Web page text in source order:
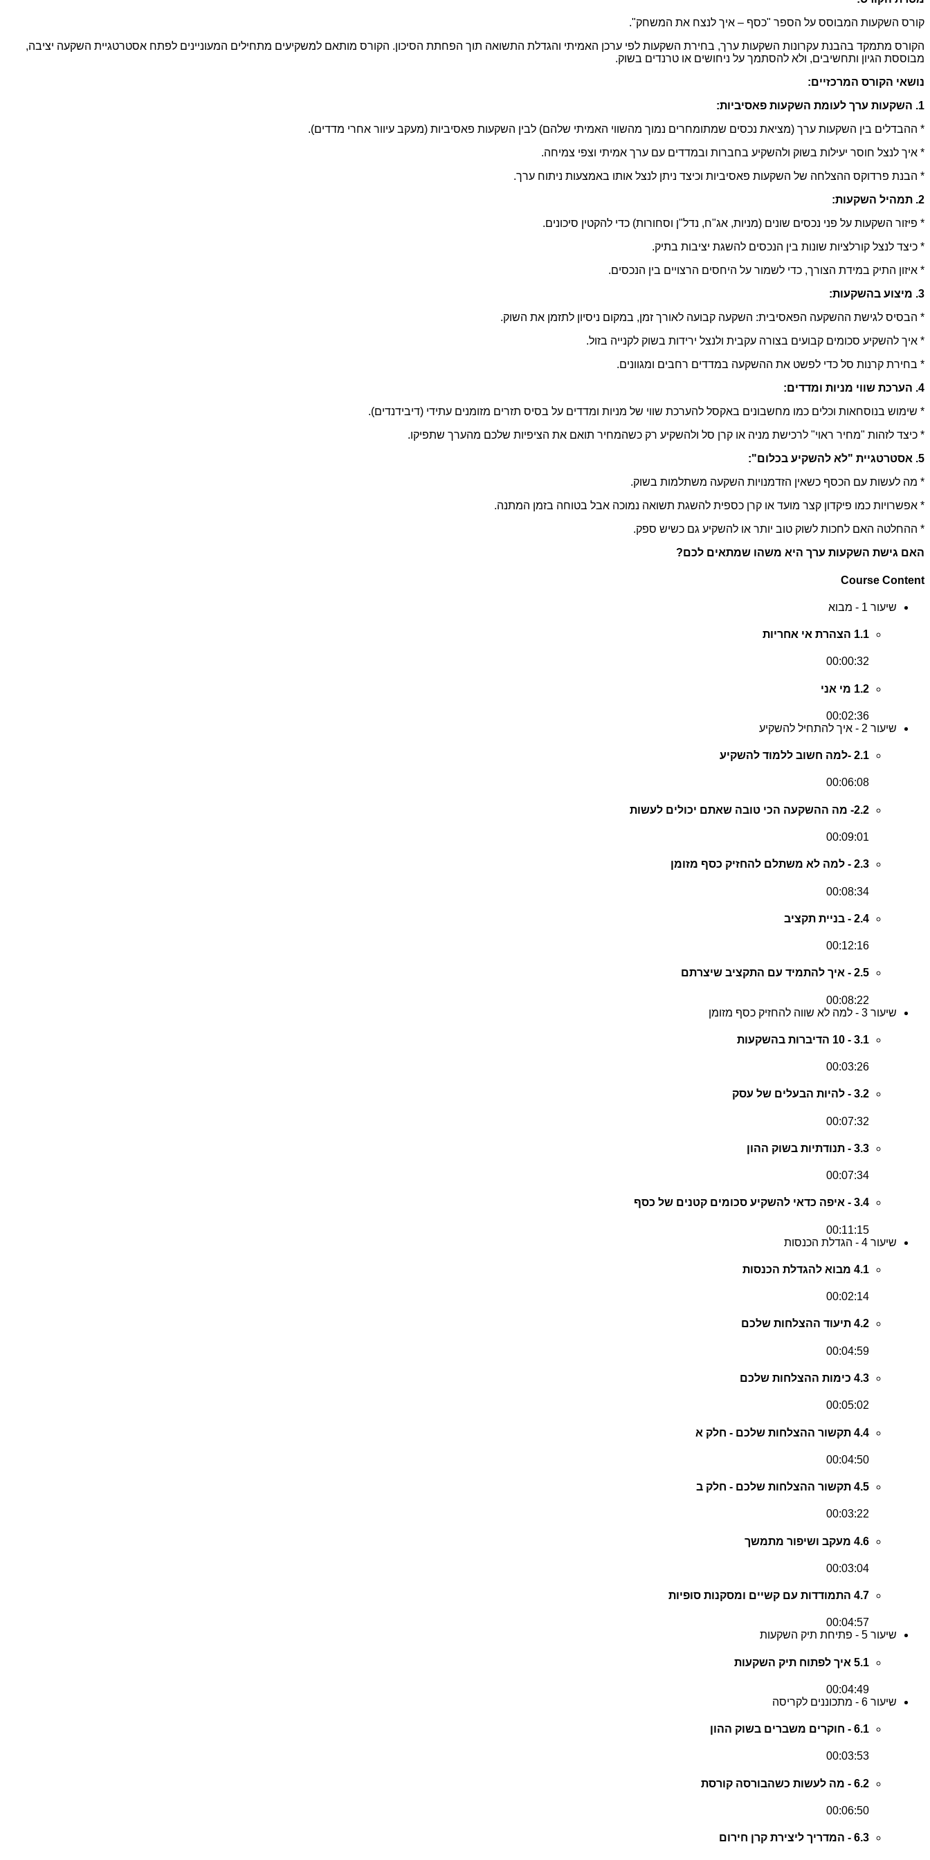
קורס השקעות המבוסס על הספר "כסף – איך לנצח את המשחק".
הקורס מתמקד בהבנת עקרונות השקעות ערך, בחירת השקעות לפי ערכן האמיתי והגדלת התשואה תוך הפחתת הסיכון. הקורס מותאם למשקיעים מתחילים המעוניינים לפתח אסטרטגיית השקעה יציבה,
מבוססת הגיון ותחשיבים, ולא להסתמך על ניחושים או טרנדים בשוק.
נושאי הקורס המרכזיים:
1. השקעות ערך לעומת השקעות פאסיביות:
* ההבדלים בין השקעות ערך (מציאת נכסים שמתומחרים נמוך מהשווי האמיתי שלהם) לבין השקעות פאסיביות (מעקב עיוור אחרי מדדים).
* איך לנצל חוסר יעילות בשוק ולהשקיע בחברות ובמדדים עם ערך אמיתי וצפי צמיחה.
* הבנת פרדוקס ההצלחה של השקעות פאסיביות וכיצד ניתן לנצל אותו באמצעות ניתוח ערך.
2. תמהיל השקעות:
* פיזור השקעות על פני נכסים שונים (מניות, אג"ח, נדל"ן וסחורות) כדי להקטין סיכונים.
* כיצד לנצל קורלציות שונות בין הנכסים להשגת יציבות בתיק.
* איזון התיק במידת הצורך, כדי לשמור על היחסים הרצויים בין הנכסים.
3. מיצוע בהשקעות:
* הבסיס לגישת ההשקעה הפאסיבית: השקעה קבועה לאורך זמן, במקום ניסיון לתזמן את השוק.
* איך להשקיע סכומים קבועים בצורה עקבית ולנצל ירידות בשוק לקנייה בזול.
* בחירת קרנות סל כדי לפשט את ההשקעה במדדים רחבים ומגוונים.
4. הערכת שווי מניות ומדדים:
* שימוש בנוסחאות וכלים כמו מחשבונים באקסל להערכת שווי של מניות ומדדים על בסיס תזרים מזומנים עתידי (דיבידנדים).
* כיצד לזהות "מחיר ראוי" לרכישת מניה או קרן סל ולהשקיע רק כשהמחיר תואם את הציפיות שלכם מהערך שתפיקו.
5. אסטרטגיית "לא להשקיע בכלום":
* מה לעשות עם הכסף כשאין הזדמנויות השקעה משתלמות בשוק.
* אפשרויות כמו פיקדון קצר מועד או קרן כספית להשגת תשואה נמוכה אבל בטוחה בזמן המתנה.
* ההחלטה האם לחכות לשוק טוב יותר או להשקיע גם כשיש ספק.
האם גישת השקעות ערך היא משהו שמתאים לכם?
Course Content
שיעור 1 - מבוא
1.1 הצהרת אי אחריות
00:00:32
1.2 מי אני
00:02:36
שיעור 2 - איך להתחיל להשקיע
2.1 -למה חשוב ללמוד להשקיע
00:06:08
2.2- מה ההשקעה הכי טובה שאתם יכולים לעשות
00:09:01
2.3 - למה לא משתלם להחזיק כסף מזומן
00:08:34
2.4 - בניית תקציב
00:12:16
2.5 - איך להתמיד עם התקציב שיצרתם
00:08:22
שיעור 3 - למה לא שווה להחזיק כסף מזומן
3.1 - 10 הדיברות בהשקעות
00:03:26
3.2 - להיות הבעלים של עסק
00:07:32
3.3 - תנודתיות בשוק ההון
00:07:34
3.4 - איפה כדאי להשקיע סכומים קטנים של כסף
00:11:15
שיעור 4 - הגדלת הכנסות
4.1 מבוא להגדלת הכנסות
00:02:14
4.2 תיעוד ההצלחות שלכם
00:04:59
4.3 כימות ההצלחות שלכם
00:05:02
4.4 תקשור ההצלחות שלכם - חלק א
00:04:50
4.5 תקשור ההצלחות שלכם - חלק ב
00:03:22
4.6 מעקב ושיפור מתמשך
00:03:04
4.7 התמודדות עם קשיים ומסקנות סופיות
00:04:57
שיעור 5 - פתיחת תיק השקעות
5.1 איך לפתוח תיק השקעות
00:04:49
שיעור 6 - מתכוננים לקריסה
6.1 - חוקרים משברים בשוק ההון
00:03:53
6.2 - מה לעשות כשהבורסה קורסת
00:06:50
6.3 - המדריך ליצירת קרן חירום